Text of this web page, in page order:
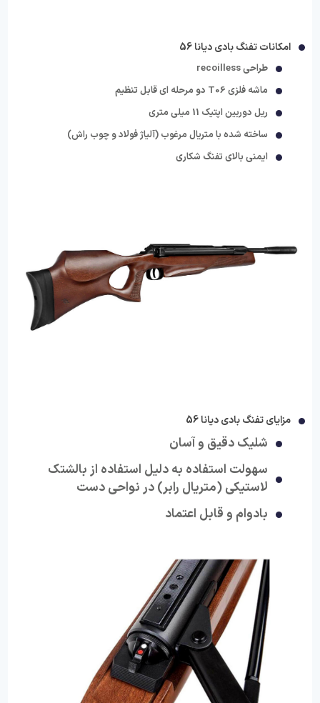
امکانات تفنگ بادی دیانا 56
طراحی recoilless
ماشه فلزی T06 دو مرحله ای قابل تنظیم
ریل دوربین اپتیک 11 میلی متری
ساخته شده با متریال مرغوب (آلیاژ فولاد و چوب راش)
ایمنی بالای تفنگ شکاری
مزایای تفنگ بادی دیانا 56
شلیک دقیق و آسان
سهولت استفاده به دلیل استفاده از بالشتک
لاستیکی (متریال رابر) در نواحی دست
بادوام و قابل اعتماد